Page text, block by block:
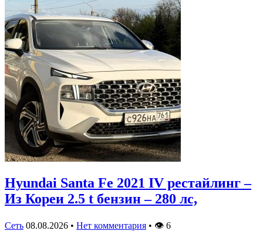
Hyundai Santa Fe 2021 IV рестайлинг –
Из Кореи 2.5 t бензин – 280 лс,
Сеть 08.08.2026 • Нет комментария • 👁 6